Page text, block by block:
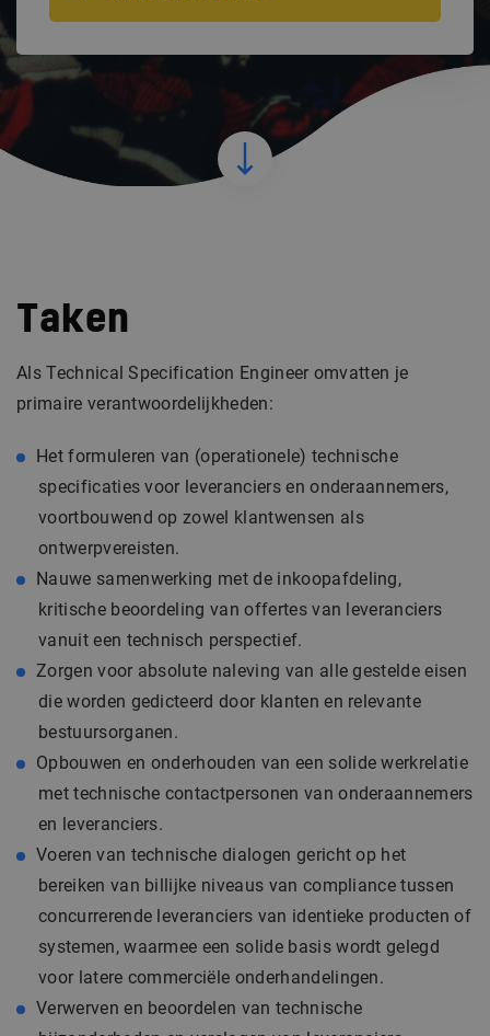
Taken
Als Technical Specification Engineer omvatten je
primaire verantwoordelijkheden:
Het formuleren van (operationele) technische
specificaties voor leveranciers en onderaannemers,
voortbouwend op zowel klantwensen als
ontwerpvereisten.
Nauwe samenwerking met de inkoopafdeling,
kritische beoordeling van offertes van leveranciers
vanuit een technisch perspectief.
Zorgen voor absolute naleving van alle gestelde eisen
die worden gedicteerd door klanten en relevante
bestuursorganen.
Opbouwen en onderhouden van een solide werkrelatie
met technische contactpersonen van onderaannemers
en leveranciers.
Voeren van technische dialogen gericht op het
bereiken van billijke niveaus van compliance tussen
concurrerende leveranciers van identieke producten of
systemen, waarmee een solide basis wordt gelegd
voor latere commerciële onderhandelingen.
Verwerven en beoordelen van technische